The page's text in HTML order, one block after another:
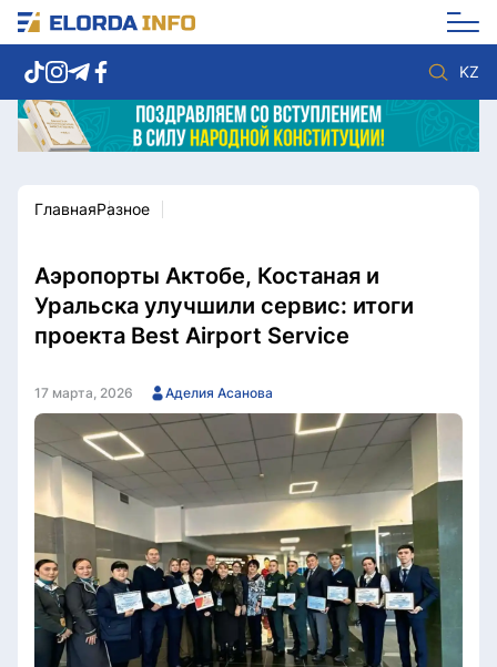
KZ
Новости столицы
Спорт
Культура
Разное
Мнение
Видео
Мир
Послание
Служба Комплаенс
ГлавнаяРазное
Аэропорты Актобе, Костаная и
Уральска улучшили сервис: итоги
проекта Best Airport Service
17 марта, 2026 Аделия Асанова